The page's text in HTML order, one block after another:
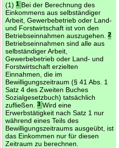
(1) 1 Bei der Berechnung des
Einkommens aus selbständiger
Arbeit, Gewerbebetrieb oder Land-
und Forstwirtschaft ist von den
Betriebseinnahmen auszugehen.
2
Betriebseinnahmen sind alle aus
selbständiger Arbeit,
Gewerbebetrieb oder Land- und
Forstwirtschaft erzielten
Einnahmen, die im
Bewilligungszeitraum (§ 41 Abs. 1
Satz 4 des Zweiten Buches
Sozialgesetzbuch) tatsächlich
zufließen.
3 Wird eine
Erwerbstätigkeit nach Satz 1 nur
während eines Teils des
Bewilligungszeitraums ausgeübt, ist
das Einkommen nur für diesen
Zeitraum zu berechnen.